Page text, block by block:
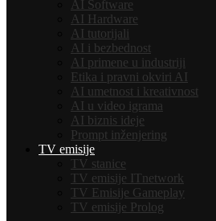
AI Software
AI Hardware
AI tutorijali
AI i bezbednost
AI primene u industriji
Etika i pravni okviri AI
AI umetnost i kreativnost
AI u video igrama
AI biznis ideje
Prompt inženjering
TV emisije
TV stanice
TV emisije ITnetwork
TV Emisije Gameplay
TV emisije Prolog